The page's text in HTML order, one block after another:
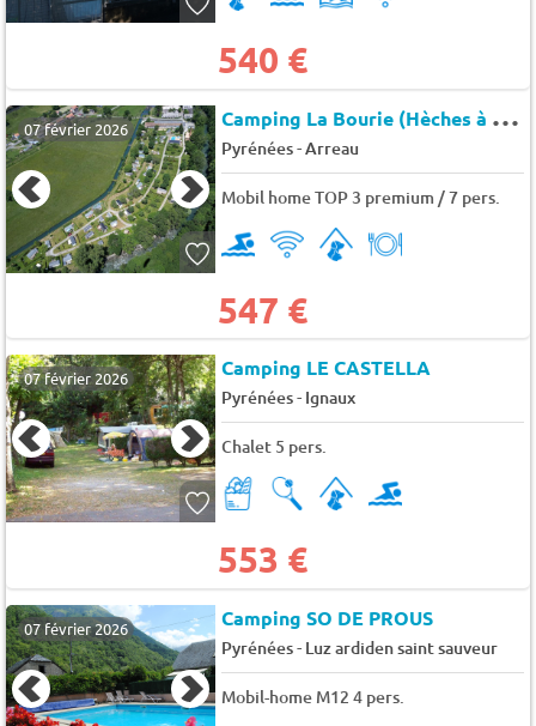
540 €
07 février 2026 C
amping La Bourie (Hèches à 11 km)
Pyrénées-Arreau
Mobil home TOP 3 premium / 7 pers.
547 €
07 février 2026 Camping LE CASTELLA
Pyrénées- Ignaux
Chalet 5 pers.
553 €
07 février 2026 Camping SO DE PROUS
Pyrénées- Luz ardiden saint sauveur
Mobil-home M12 4 pers.